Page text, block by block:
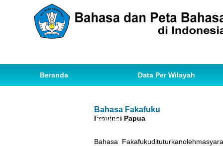
Beranda Data Per Wilayah
Ihwal Pemetaan Bahasa
Bahasa Fakafuku
Provinsi Papua
Bahasa